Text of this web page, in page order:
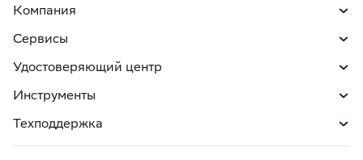
Компания
Сервисы
Удостоверяющий центр
Инструменты
Техподдержка